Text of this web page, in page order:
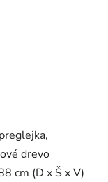
drevo
cm (D x Š x V)